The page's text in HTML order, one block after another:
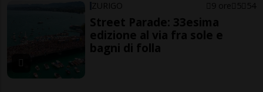
ZURIGO 9 ore 5 54
Street Parade: 33esima
edizione al via fra sole e
bagni di folla